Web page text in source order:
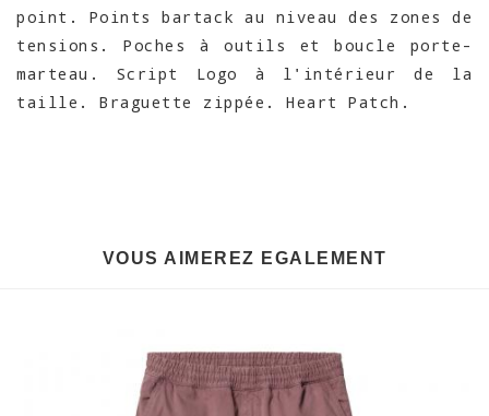
point. Points bartack au niveau des zones de
tensions. Poches à outils et boucle porte-
marteau. Script Logo à l'intérieur de la
taille. Braguette zippée. Heart Patch.
VOUS AIMEREZ EGALEMENT